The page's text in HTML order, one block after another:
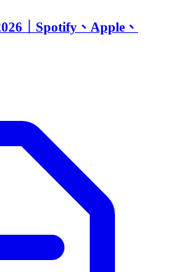
｜Spotify、Apple、